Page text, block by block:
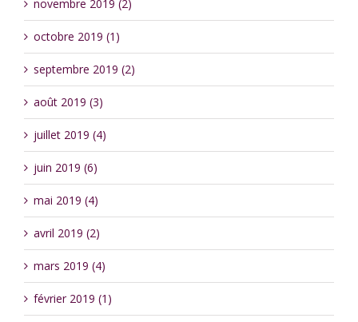
novembre 2019 (2)
octobre 2019 (1)
septembre 2019 (2)
août 2019 (3)
juillet 2019 (4)
juin 2019 (6)
mai 2019 (4)
avril 2019 (2)
mars 2019 (4)
février 2019 (1)